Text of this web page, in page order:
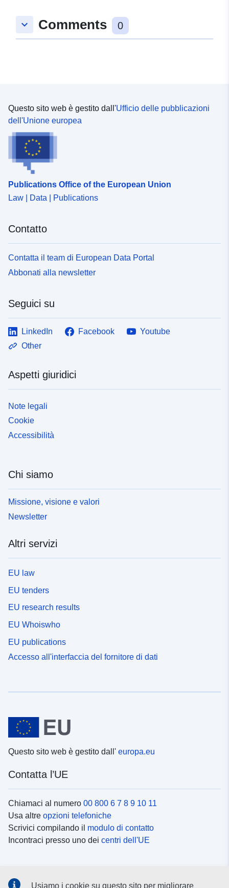
keyboard_arrow_down Comments 0
Questo sito web è gestito dall'Ufficio delle pubblicazioni
dell'Unione europea
Publications Office of the European Union
Law | Data | Publications
Contatto
Contatta il team di European Data Portal
Abbonati alla newsletter
Seguici su
LinkedIn Facebook
Youtube
Other
Aspetti giuridici
Note legali
Cookie
Accessibilità
Chi siamo
Missione, visione e valori
Newsletter
Altri servizi
EU law
EU tenders
EU research results
EU Whoiswho
EU publications
Accesso all'interfaccia del fornitore di dati
Questo sito web è gestito dall' europa.eu
Contatta l’UE
Chiamaci al numero 00 800 6 7 8 9 10 11
Usa altre opzioni telefoniche
Scrivici compilando il modulo di contatto
Incontraci presso uno dei centri dell'UE
Usiamo i cookie su questo sito per migliorare